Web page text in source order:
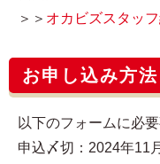
＞＞ オカビズスタッ
お申し込み方法
以下のフォームに必
申込〆切：2024年11